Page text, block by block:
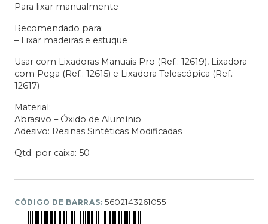
Para lixar manualmente
Recomendado para:
– Lixar madeiras e estuque
Usar com Lixadoras Manuais Pro (Ref.: 12619), Lixadora
com Pega (Ref.: 12615) e Lixadora Telescópica (Ref.:
12617)
Material:
Abrasivo – Óxido de Alumínio
Adesivo: Resinas Sintéticas Modificadas
Qtd. por caixa: 50
CÓDIGO DE BARRAS: 5602143261055